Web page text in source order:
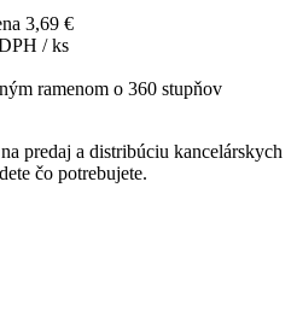
3,69 €
/ ks
ramenom o 360 stupňov
predaj a distribúciu kancelárskych
čo potrebujete.